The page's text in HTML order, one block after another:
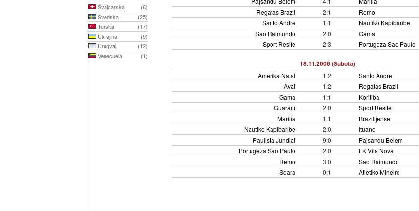
Švajcarska
(6)
Švedska
(25)
Turska
(17)
Ukrajina
(9)
Urugvaj
(12)
Venecuela
(1)
Regatas Brazil
2:1
Remo
Santo Andre
1:1
Nautiko Kapibaribe
Sao Raimundo
2:0
Gama
Sport Resife
2:3 Portugeza Sao Paulo
18.11.2006 (Subota)
Amerika Natal 1:2
Santo Andre
Avai
1:2
Regatas Brazil
Gama
1:1
Koritiba
Guarani
2:0
Sport Resife
Marilia
1:1
Brazilijense
Nautiko Kapibaribe
2:0
Ituano
Paulista Jundiai
9:0
Pajsandu Belem
Portugeza Sao Paulo
2:0
FK Vila Nova
Remo
3:0
Sao Raimundo
Seara
0:1 Atletiko Mineiro